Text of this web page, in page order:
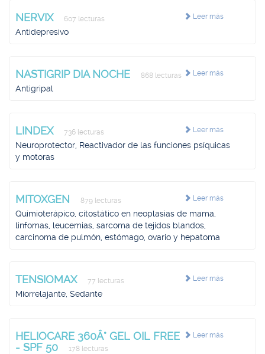
Leer más
NERVIX 607 lecturas
Antidepresivo
Leer más
NASTIGRIP DIA NOCHE 868 lecturas
Antigripal
Leer más
LINDEX 736 lecturas
Neuroprotector, Reactivador de las funciones psíquicas
y motoras
Leer más
MITOXGEN 879 lecturas
Quimioterápico, citostático en neoplasias de mama,
linfomas, leucemias, sarcoma de tejidos blandos,
carcinoma de pulmón, estómago, ovario y hepatoma
Leer más
TENSIOMAX 77 lecturas
Miorrelajante, Sedante
Leer más
HELIOCARE 360Â° GEL OIL FREE
- SPF 50
178 lecturas